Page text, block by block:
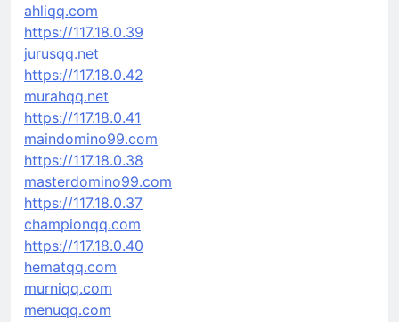
ahliqq.com
https://117.18.0.39
jurusqq.net
https://117.18.0.42
murahqq.net
https://117.18.0.41
maindomino99.com
https://117.18.0.38
masterdomino99.com
https://117.18.0.37
championqq.com
https://117.18.0.40
hematqq.com
murniqq.com
menuqq.com